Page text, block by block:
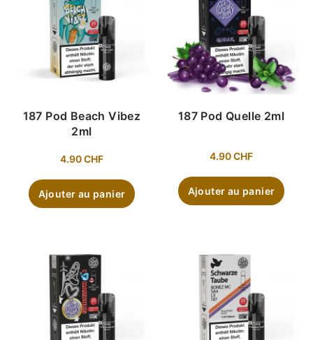
187 Pod Beach Vibez
2ml
4.90CHF
Ajouter au panier
187 Pod Quelle 2ml
4.90CHF
Ajouter au panier